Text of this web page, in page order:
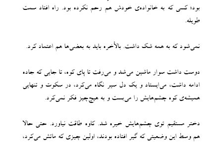
بود؛ کسی که به خانواده‌ی خودش هم رحم نکرده بود. راه افتاد سمت
طویله.
نمی‌شود که به همه شک داشت. بالأخره باید به بعضی‌ها هم اعتماد کرد.
دوست داشت سوار ماشین می‌شد و می‌رفت تا پای کوه، تا جایی که جاده
ادامه داشت، می‌ایستاد و یک دل سیر نگاه می‌کرد، در سکوت و تنهایی
همیشه‌ی کوه چشم‌هایش را می‌بست و به هیچ‌چیز فکر نمی‌کرد.
دختر مستقیم توی چشم‌هایش خیره شد. کاوه طاقت نیاورد. حتی حالا
هم وسط این وضعیتی که گیر افتاده بودند، اولین چیزی که ماتش می‌کرد،